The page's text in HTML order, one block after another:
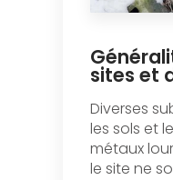
sites et
Diverses
les sols et
métaux
le site ne